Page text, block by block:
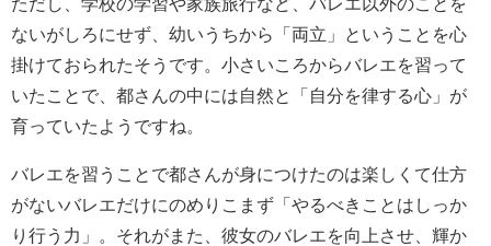
ないがしろにせず、幼いうちから「両立」ということを心
掛けておられたそうです。小さいころからバレエを習って
いたことで、都さんの中には自然と「自分を律する心」が
育っていたようですね。
バレエを習うことで都さんが身につけたのは楽しくて仕方
がないバレエだけにのめりこまず「やるべきことはしっか
り行う力」。それがまた、彼女のバレエを向上させ、輝か